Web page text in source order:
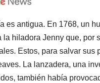
es antigua. En 1768, un
hiladora Jenny que, por
Estos, para salvar sus
La lanzadera, una
también había